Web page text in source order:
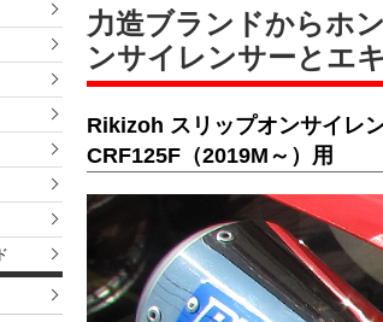
力造ブランドからホ
ンサイレンサーとエ
Rikizoh スリップオンサイレ
CRF125F（2019M～）用